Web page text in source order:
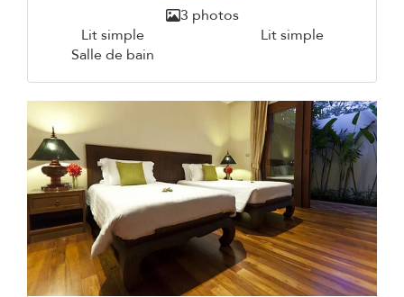
3 photos
Lit simple
Lit simple
Salle de bain